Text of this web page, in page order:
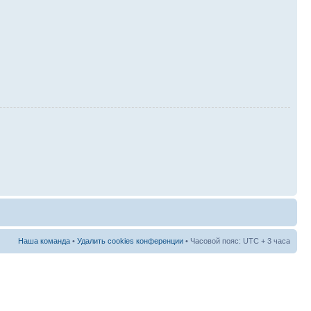
Наша команда • Удалить cookies конференции • Часовой пояс: UTC + 3 часа